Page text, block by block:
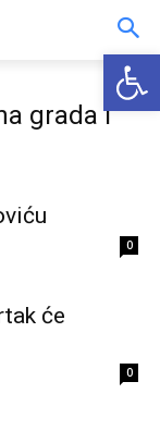
grada i
0
će
0